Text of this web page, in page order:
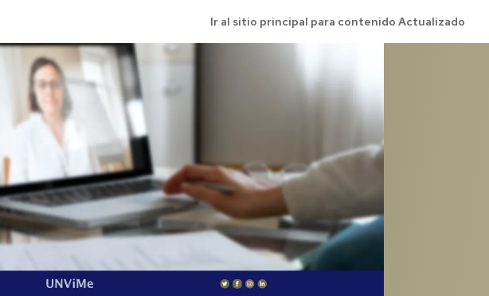
Ir al sitio principal para contenido Actualizado